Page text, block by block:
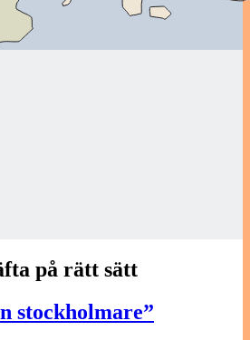
på rätt sätt
stockholmare”